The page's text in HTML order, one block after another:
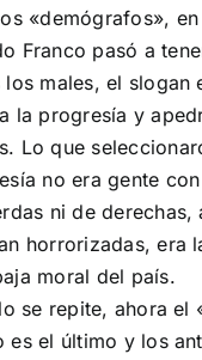
«demógrafos», en
Franco pasó a
males, el slogan
la progresía y
Lo que
no era gente
ni de derechas,
horrorizadas, era
moral del país.
se repite, ahora el
es el último y los